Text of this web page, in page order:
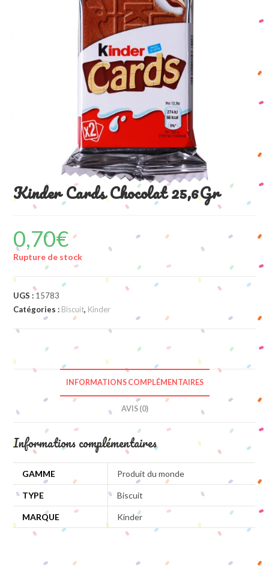
Kinder Cards Chocolat 25,6Gr
0,70€
Rupture de stock
UGS : 15783
Catégories : Biscuit, Kinder
INFORMATIONS COMPLÉMENTAIRES
AVIS (0)
Informations complémentaires
GAMME Produit du monde
TYPE Biscuit
MARQUE Kinder